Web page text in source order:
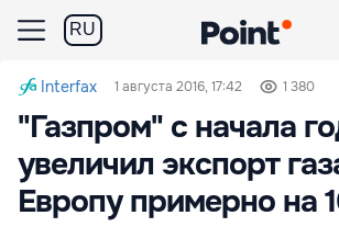
RU
Interfax 1 августа 2016, 17:42 1 380
"Газпром" с начала
увеличил экспорт
Европу примерно на